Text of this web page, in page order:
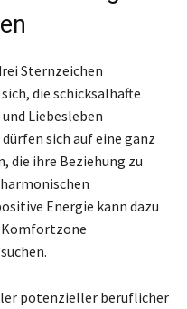
Sternzeichen
die schicksalhafte
Liebesleben
sich auf eine ganz
die ihre Beziehung zu
Energie kann dazu
Komfortzone
potenzieller beruflicher